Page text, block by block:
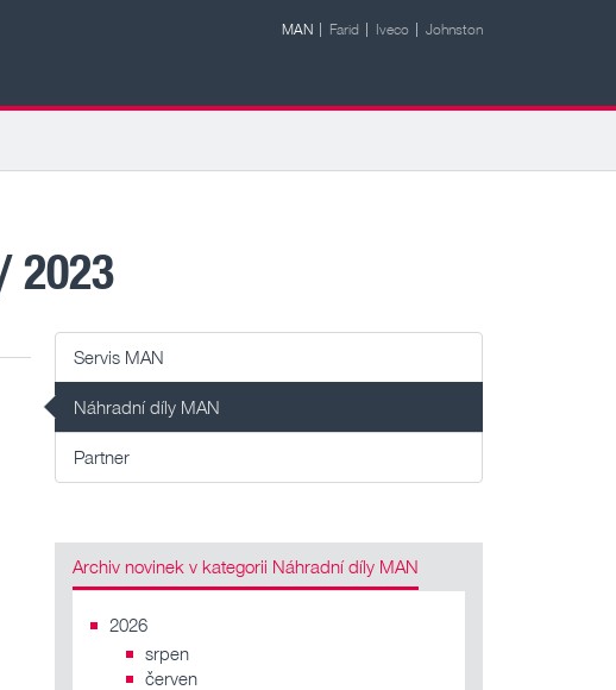
MAN Farid Iveco Johnston
NOVINKY KATEGORIE NÁHRADNÍ DÍLY MAN 2 / 2023
Servis MAN
Náhradní díly MAN
Partner
Archiv novinek v kategorii Náhradní díly MAN
2026
srpen
červen